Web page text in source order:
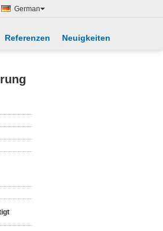
German
Referenzen Neuigkeiten